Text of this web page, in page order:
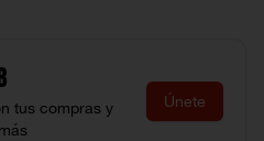
tus compras y
Únete